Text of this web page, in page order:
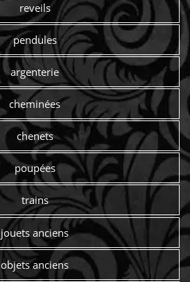
reveils
pendules
argenterie
cheminées
chenets
poupées
trains
jouets anciens
objets anciens